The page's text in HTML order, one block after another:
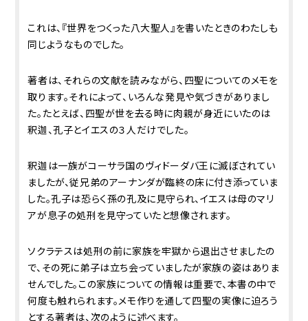
これは、『世界をつくった八大聖人』を書いたときのわたしも
同じようなものでした。
著者は、それらの文献を読みながら、四聖についてのメモを
取ります。それによって、いろんな発見や気づきがありまし
た。たとえば、四聖が世を去る時に肉親が身近にいたのは
釈迦、孔子とイエスの３人だけでした。
釈迦は一族がコーサラ国のヴィドーダバ王に滅ぼされてい
ましたが、従兄弟のアーナンダが臨終の床に付き添っていま
した。孔子は恐らく孫の孔及に見守られ、イエスは母のマリ
アが息子の処刑を見守っていたと想像されます。
ソクラテスは処刑の前に家族を牢獄から退出させましたの
で、その死に弟子は立ち会っていましたが家族の姿はありま
せんでした。この家族についての情報は重要で、本書の中で
何度も触れられます。メモ作りを通して四聖の実像に迫ろう
とする著者は、次のように述べます。